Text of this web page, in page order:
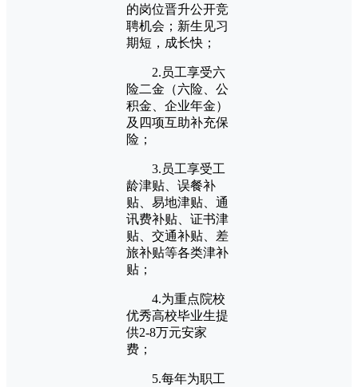
的岗位晋升公开竞
聘机会；新生见习
期短，成长快；
2.员工享受六
险二金（六险、公
积金、企业年金）
及四项互助补充保
险；
3.员工享受工
龄津贴、误餐补
贴、易地津贴、通
讯费补贴、证书津
贴、交通补贴、差
旅补贴等各类津补
贴；
4.为重点院校
优秀高校毕业生提
供2-8万元安家
费；
5.每年为职工